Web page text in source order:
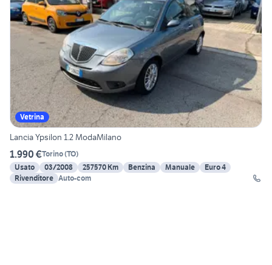
Vetrina
Lancia Ypsilon 1.2 ModaMilano
1.990 €Torino(TO)
Usato
03/2008 257570 Km Benzina Manuale
Euro 4
Rivenditore Auto-com